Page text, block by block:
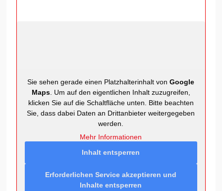
Sie sehen gerade einen Platzhalterinhalt vonGoogle
Maps. Um auf den eigentlichen Inhalt zuzugreifen,
klicken Sie auf die Schaltfläche unten. Bitte beachten
Sie, dass dabei Daten an Drittanbieter weitergegeben
werden.
Mehr Informationen
Inhalt entsperren
Erforderlichen Service akzeptieren und
Inhalte entsperren